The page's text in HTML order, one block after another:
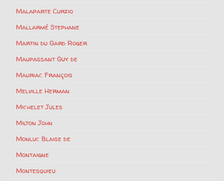
Malaparte Curzio
Mallarmé Stephane
Martin du Gard Roger
Maupassant Guy de
Mauriac François
Melville Herman
Michelet Jules
Milton John
Monluc Blaise de
Montaigne
Montesquieu